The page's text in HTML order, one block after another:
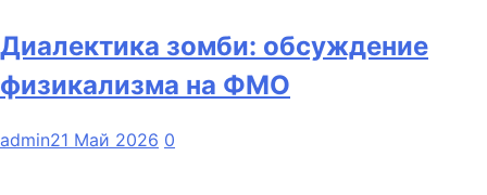
Диалектика зомби: обсуждение
физикализма на ФМО
admin21 Май 2026 0